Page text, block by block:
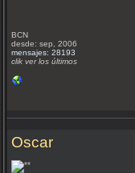
BCN
desde: sep, 2006
mensajes: 28193
clik ver los últimos
Oscar